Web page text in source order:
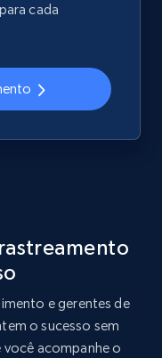
number,
agora
number,
agora
cada
e gerentes de
o sucesso sem
acompanhe o